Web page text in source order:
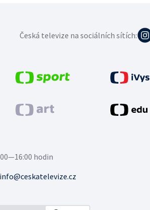
hodin
info@ceskatelevize.cz
Česká televize na sociálních sítích: